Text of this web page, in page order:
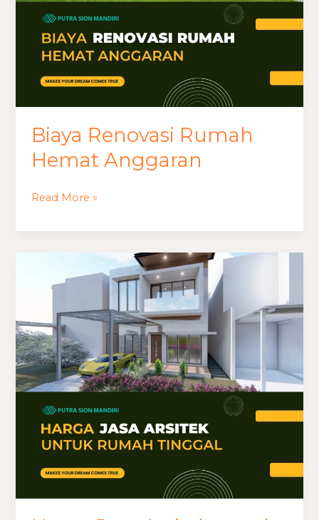
Biaya Renovasi Rumah
Hemat Anggaran
Read More »
untuk
Rumah
Tinggal